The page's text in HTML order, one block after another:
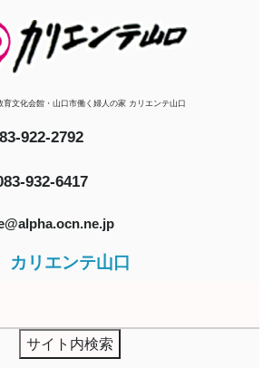
育文化会館・山口市働く婦人の家 カリエンテ山口
922-2792
932-6417
カリエンテ山口